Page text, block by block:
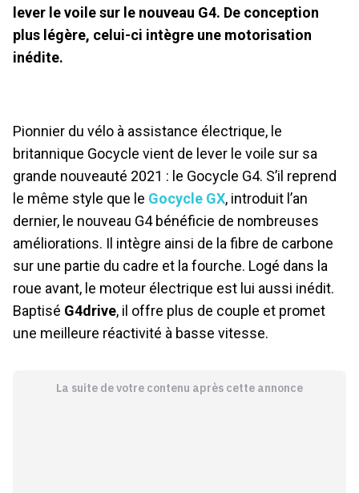
lever le voile sur le nouveau G4. De conception
plus légère, celui-ci intègre une motorisation
inédite.
Pionnier du vélo à assistance électrique, le
britannique Gocycle vient de lever le voile sur sa
grande nouveauté 2021 : le Gocycle G4. S’il reprend
le même style que le Gocycle GX, introduit l’an
dernier, le nouveau G4 bénéficie de nombreuses
améliorations. Il intègre ainsi de la fibre de carbone
sur une partie du cadre et la fourche. Logé dans la
roue avant, le moteur électrique est lui aussi inédit.
Baptisé G4drive, il offre plus de couple et promet
une meilleure réactivité à basse vitesse.
La suite de votre contenu après cette annonce